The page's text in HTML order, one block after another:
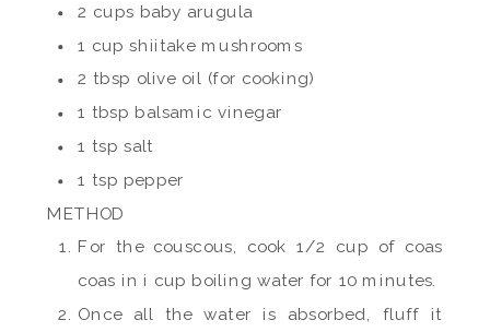
2 cups baby arugula
1 cup shiitake mushrooms
2 tbsp olive oil (for cooking)
1 tbsp balsamic vinegar
1 tsp salt
1 tsp pepper
METHOD
For the couscous, cook 1/2 cup of coas
coas in i cup boiling water for 10 minutes.
Once all the water is absorbed, fluff it